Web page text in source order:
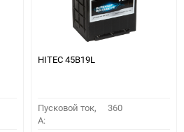
HITEC 45B19L
Пусковой ток,
A:
360